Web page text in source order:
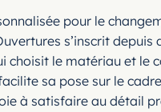
pour le
s’inscrit
le matériau et le
sa pose sur le
à satisfaire au